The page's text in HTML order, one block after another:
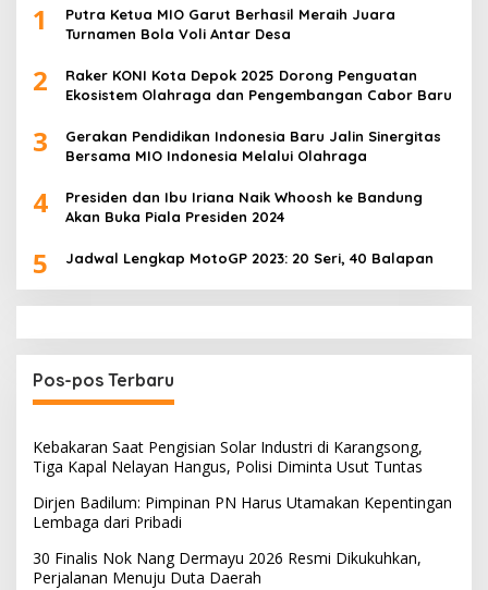
1
Putra Ketua MIO Garut Berhasil Meraih Juara
Turnamen Bola Voli Antar Desa
2
Raker KONI Kota Depok 2025 Dorong Penguatan
Ekosistem Olahraga dan Pengembangan Cabor Baru
3
Gerakan Pendidikan Indonesia Baru Jalin Sinergitas
Bersama MIO Indonesia Melalui Olahraga
4
Presiden dan Ibu Iriana Naik Whoosh ke Bandung
Akan Buka Piala Presiden 2024
5 Jadwal Lengkap MotoGP 2023: 20 Seri, 40 Balapan
Pos-pos Terbaru
Kebakaran Saat Pengisian Solar Industri di Karangsong,
Tiga Kapal Nelayan Hangus, Polisi Diminta Usut Tuntas
Dirjen Badilum: Pimpinan PN Harus Utamakan Kepentingan
Lembaga dari Pribadi
30 Finalis Nok Nang Dermayu 2026 Resmi Dikukuhkan,
Perjalanan Menuju Duta Daerah